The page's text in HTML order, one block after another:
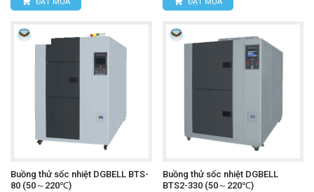
Buồng thử sốc nhiệt DGBELL BTS-
80 (50～220℃)
Buồng thử sốc nhiệt DGBELL
BTS2-330 (50～220℃)